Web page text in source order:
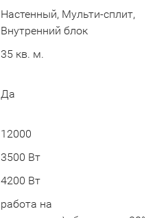
Настенный, Мульти-сплит,
Внутренний блок
35 кв. м.
Да
12000
3500 Вт
4200 Вт
работа на